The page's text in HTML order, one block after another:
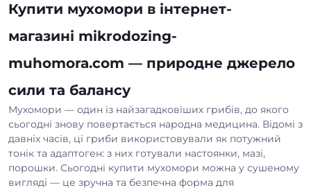
Купити мухомори в інтернет-
магазині mikrodozing-
muhomora.com — природне джерело
сили та балансу
Мухомори — один із найзагадковіших грибів, до якого
сьогодні знову повертається народна медицина. Відомі з
давніх часів, ці гриби використовували як потужний
тонік та адаптоген: з них готували настоянки, мазі,
порошки. Сьогодні купити мухомори можна у сушеному
вигляді — це зручна та безпечна форма для